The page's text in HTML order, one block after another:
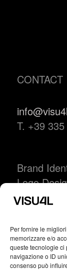
Per fornire le
memorizzare e/o
queste tecnologie ci
navigazione o ID
consenso può
CONTACT
T. +39
Brand
Logo
Packaging
AI